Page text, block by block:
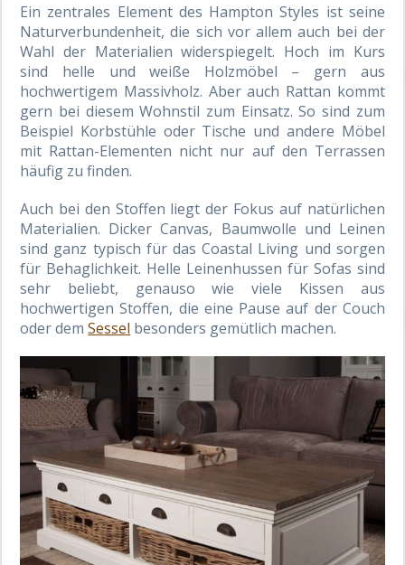
Ein zentrales Element des Hampton Styles ist seine
Naturverbundenheit, die sich vor allem auch bei der
Wahl der Materialien widerspiegelt. Hoch im Kurs
sind helle und weiße Holzmöbel – gern aus
hochwertigem Massivholz. Aber auch Rattan kommt
gern bei diesem Wohnstil zum Einsatz. So sind zum
Beispiel Korbstühle oder Tische und andere Möbel
mit Rattan-Elementen nicht nur auf den Terrassen
häufig zu finden.
Auch bei den Stoffen liegt der Fokus auf natürlichen
Materialien. Dicker Canvas, Baumwolle und Leinen
sind ganz typisch für das Coastal Living und sorgen
für Behaglichkeit. Helle Leinenhussen für Sofas sind
sehr beliebt, genauso wie viele Kissen aus
hochwertigen Stoffen, die eine Pause auf der Couch
oder demSessel besonders gemütlich machen.